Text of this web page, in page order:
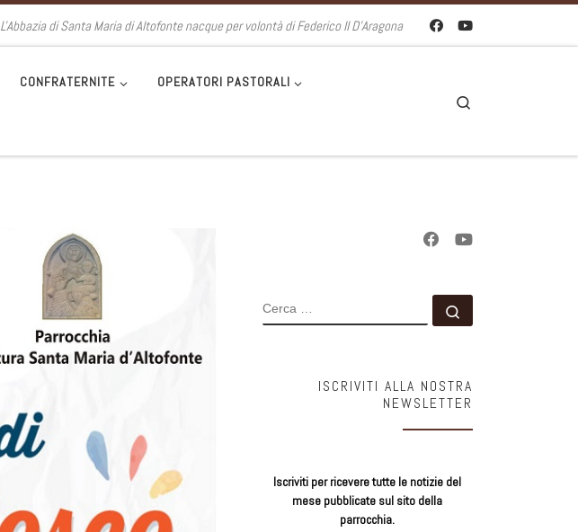
L'Abbazia di Santa Maria di Altofonte nacque per volontà di Federico II D'Aragona
CONFRATERNITE OPERATORI PASTORALI
CERCA
ISCRIVITI ALLA NOSTRA
NEWSLETTER
Iscriviti per ricevere tutte le notizie del
mese pubblicate sul sito della
parrocchia.